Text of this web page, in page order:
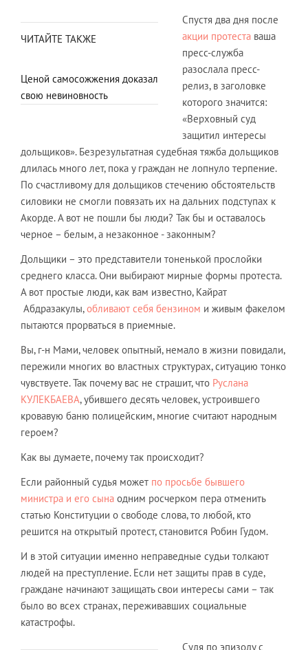
ЧИТАЙТЕ ТАКЖЕ
Ценой самосожжения доказал
свою невиновность
Спустя два дня после
акции протеста ваша
пресс-служба
разослала пресс-
релиз, в заголовке
которого значится:
«Верховный суд
защитил интересы
дольщиков». Безрезультатная судебная тяжба дольщиков
длилась много лет, пока у граждан не лопнуло терпение.
По счастливому для дольщиков стечению обстоятельств
силовики не смогли повязать их на дальних подступах к
Акорде. А вот не пошли бы люди? Так бы и оставалось
черное – белым, а незаконное - законным?
Дольщики – это представители тоненькой прослойки
среднего класса. Они выбирают мирные формы протеста.
А вот простые люди, как вам известно, Кайрат
Абдразакулы,обливают себя бензином и живым факелом
пытаются прорваться в приемные.
Вы, г-н Мами, человек опытный, немало в жизни повидали,
пережили многих во властных структурах, ситуацию тонко
чувствуете. Так почему вас не страшит, что Руслана
КУЛЕКБАЕВА, убившего десять человек, устроившего
кровавую баню полицейским, многие считают народным
героем?
Как вы думаете, почему так происходит?
Если районный судья может по просьбе бывшего
министра и его сына одним росчерком пера отменить
статью Конституции о свободе слова, то любой, кто
решится на открытый протест, становится Робин Гудом.
И в этой ситуации именно неправедные судьи толкают
людей на преступление. Если нет защиты прав в суде,
граждане начинают защищать свои интересы сами – так
было во всех странах, переживавших социальные
катастрофы.
Судя по эпизоду с